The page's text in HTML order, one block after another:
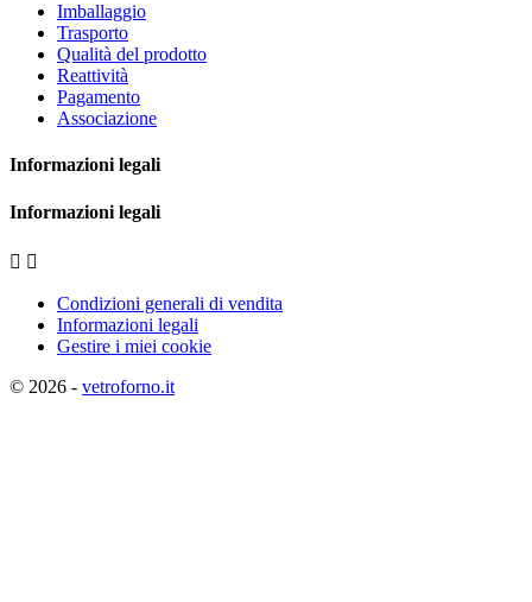
Imballaggio
Trasporto
Qualità del prodotto
Reattività
Pagamento
Associazione
Informazioni legali
Informazioni legali
 
Condizioni generali di vendita
Informazioni legali
Gestire i miei cookie
© 2026 - vetroforno.it